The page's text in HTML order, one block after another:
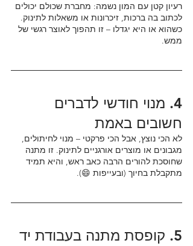
רעיון קטן עם המון נשמה: מחברת שכולם יכולים
לכתוב בה ברכות, זיכרונות או משאלות לתינוק.
כשהוא או היא יגדלו – זו תהפוך לאוצר רגשי של
ממש.
4. מנוי חודשי לדברים
חשובים באמת
לא הכי נוצץ, אבל הכי פרקטי – מנוי לחיתולים,
מגבונים או מוצרים אורגניים לתינוק. זו מתנה
שחוסכת להורים הרבה כאב ראש, והיא תמיד
מתקבלת בחיוך (ובעייפות 😄).
5. קופסת מתנה בעבודת יד